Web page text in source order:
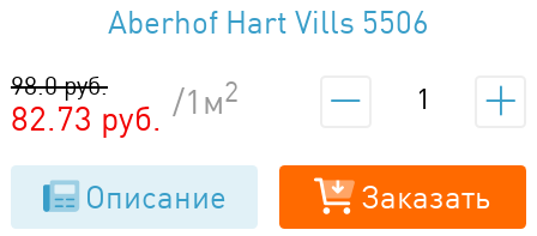
Aberhof Hart Vills 5506
82.73 руб.
98.0 руб. /1м2
Описание Заказать